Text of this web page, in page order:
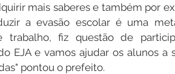
mais saberes e também por
a evasão escolar é uma
trabalho, fiz questão de
EJA e vamos ajudar os alunos a
pontou o prefeito.